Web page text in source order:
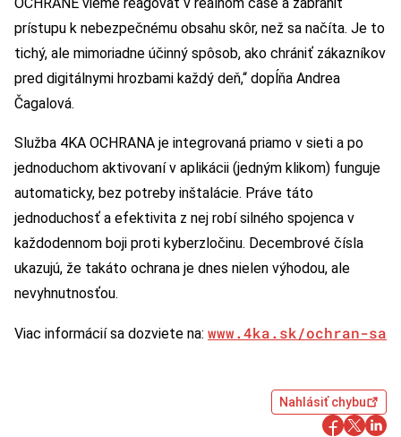
prístupu k nebezpečnému obsahu skôr, než sa načíta. Je to
tichý, ale mimoriadne účinný spôsob, ako chrániť zákazníkov
pred digitálnymi hrozbami každý deň,“ dopĺňa Andrea
Čagalová.
Služba 4KA OCHRANA je integrovaná priamo v sieti a po
jednoduchom aktivovaní v aplikácii (jedným klikom) funguje
automaticky, bez potreby inštalácie. Práve táto
jednoduchosť a efektivita z nej robí silného spojenca v
každodennom boji proti kyberzločinu. Decembrové čísla
ukazujú, že takáto ochrana je dnes nielen výhodou, ale
nevyhnutnosťou.
Viac informácií sa dozviete na: www.4ka.sk/ochran-sa
Nahlásiť chybu